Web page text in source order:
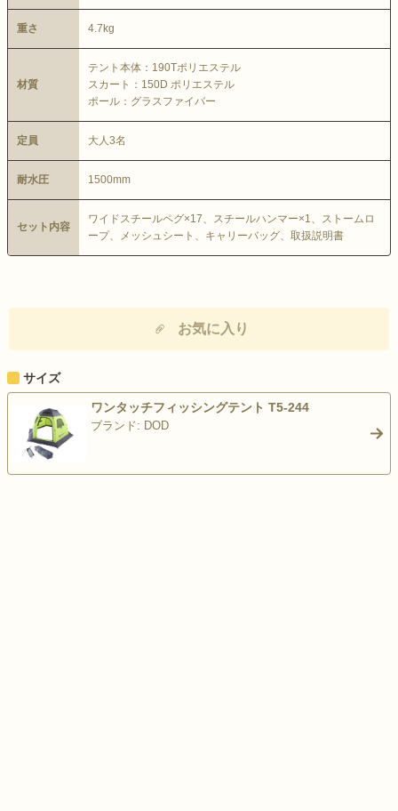
重さ 4.7kg
材質
テント本体：190Tポリエステル
スカート：150D ポリエステル
ポール：グラスファイバー
定員 大人3名
耐水圧 1500mm
セット内容
ワイドスチールペグ×17、スチールハンマー×1、ストームロ
ープ、メッシュシート、キャリーバッグ、取扱説明書
お気に入り
サイズ
ワンタッチフィッシングテント T5-244
ブランド: DOD